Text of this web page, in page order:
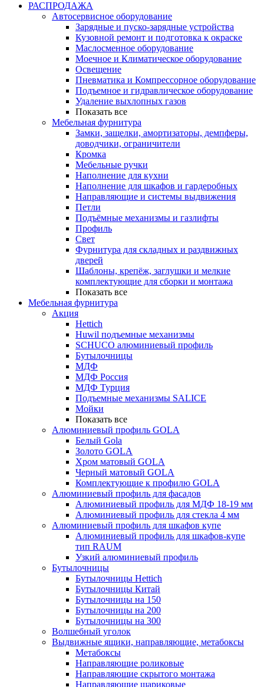
РАСПРОДАЖА
Автосервисное оборудование
Зарядные и пуско-зарядные устройства
Кузовной ремонт и подготовка к окраске
Маслосменное оборудование
Моечное и Климатическое оборудование
Освещение
Пневматика и Компрессорное оборудование
Подъемное и гидравлическое оборудование
Удаление выхлопных газов
Показать все
Мебельная фурнитура
Замки, защелки, амортизаторы, демпферы,
доводчики, ограничители
Кромка
Мебельные ручки
Наполнение для кухни
Наполнение для шкафов и гардеробных
Направляющие и системы выдвижения
Петли
Подъёмные механизмы и газлифты
Профиль
Свет
Фурнитура для складных и раздвижных
дверей
Шаблоны, крепёж, заглушки и мелкие
комплектующие для сборки и монтажа
Показать все
Мебельная фурнитура
Акция
Hettich
Huwil подъемные механизмы
SCHUCO алюминиевый профиль
Бутылочницы
МДФ
МДФ Россия
МДФ Турция
Подъемные механизмы SALICE
Мойки
Показать все
Алюминиевый профиль GOLA
Белый Gola
Золото GOLA
Хром матовый GOLA
Черный матовый GOLA
Комплектующие к профилю GOLA
Алюминиевый профиль для фасадов
Алюминиевый профиль для МДФ 18-19 мм
Алюминиевый профиль для стекла 4 мм
Алюминиевый профиль для шкафов купе
Алюминиевый профиль для шкафов-купе
тип RAUM
Узкий алюминиевый профиль
Бутылочницы
Бутылочницы Hettich
Бутылочницы Китай
Бутылочницы на 150
Бутылочницы на 200
Бутылочницы на 300
Волшебный уголок
Выдвижные ящики, направляющие, метабоксы
Метабоксы
Направляющие роликовые
Направляющие скрытого монтажа
Направляющие шариковые